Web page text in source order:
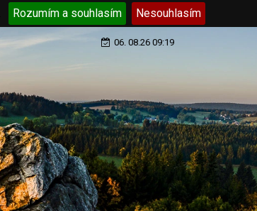
Rozumím a souhlasím Nesouhlasím
06. 08.26 09:19